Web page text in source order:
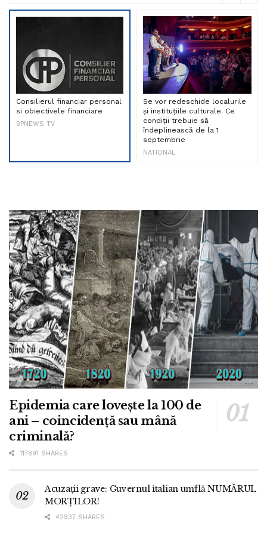
Consilierul financiar personal
si obiectivele financiare
BPNEWS TV
Se vor redeschide localurile
și instituțiile culturale. Ce
condiții trebuie să
îndeplinească de la 1
septembrie
NATIONAL
Epidemia care lovește la 100 de
ani – coincidență sau mână
criminală?
117891 SHARES
Acuzații grave: Guvernul italian umflă NUMĂRUL
MORȚILOR!
42937 SHARES